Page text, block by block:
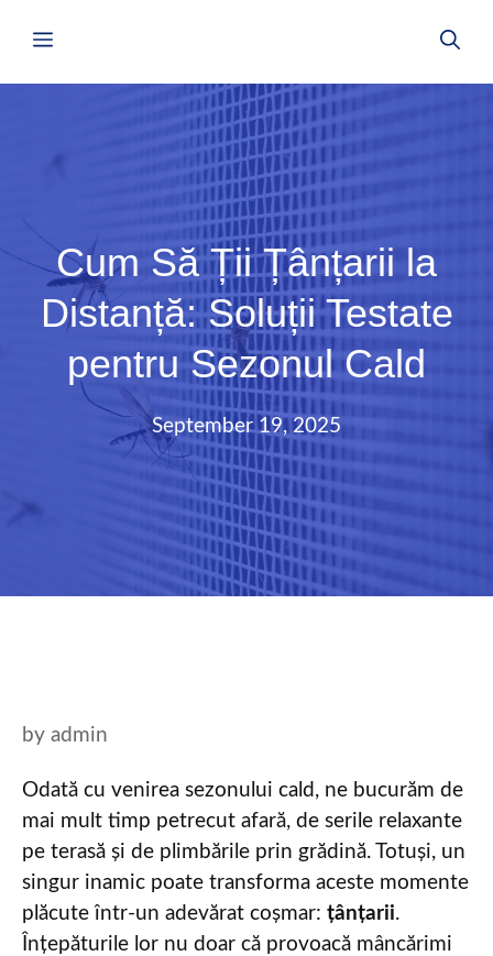
Menu
Cum Să Ții Țânțarii la
Distanță: Soluții Testate
pentru Sezonul Cald
September 19, 2025
by admin
Odată cu venirea sezonului cald, ne bucurăm de
mai mult timp petrecut afară, de serile relaxante
pe terasă și de plimbările prin grădină. Totuși, un
singur inamic poate transforma aceste momente
plăcute într-un adevărat coșmar: țânțarii.
Înțepăturile lor nu doar că provoacă mâncărimi